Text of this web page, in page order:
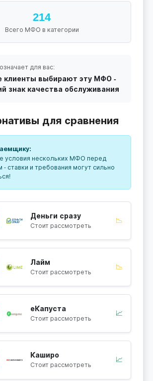
214
Всего МФО в категории
для вас:
клиенты выбирают эту МФО -
знак качества обслуживания
для сравнения
условия нескольких МФО перед
- ставки и требования могут сильно
Деньги сразу
Стоит рассмотреть
📉
Лайм
Стоит рассмотреть
📉
еКапуста
Стоит рассмотреть
📈
Каширо
Стоит рассмотреть
📈